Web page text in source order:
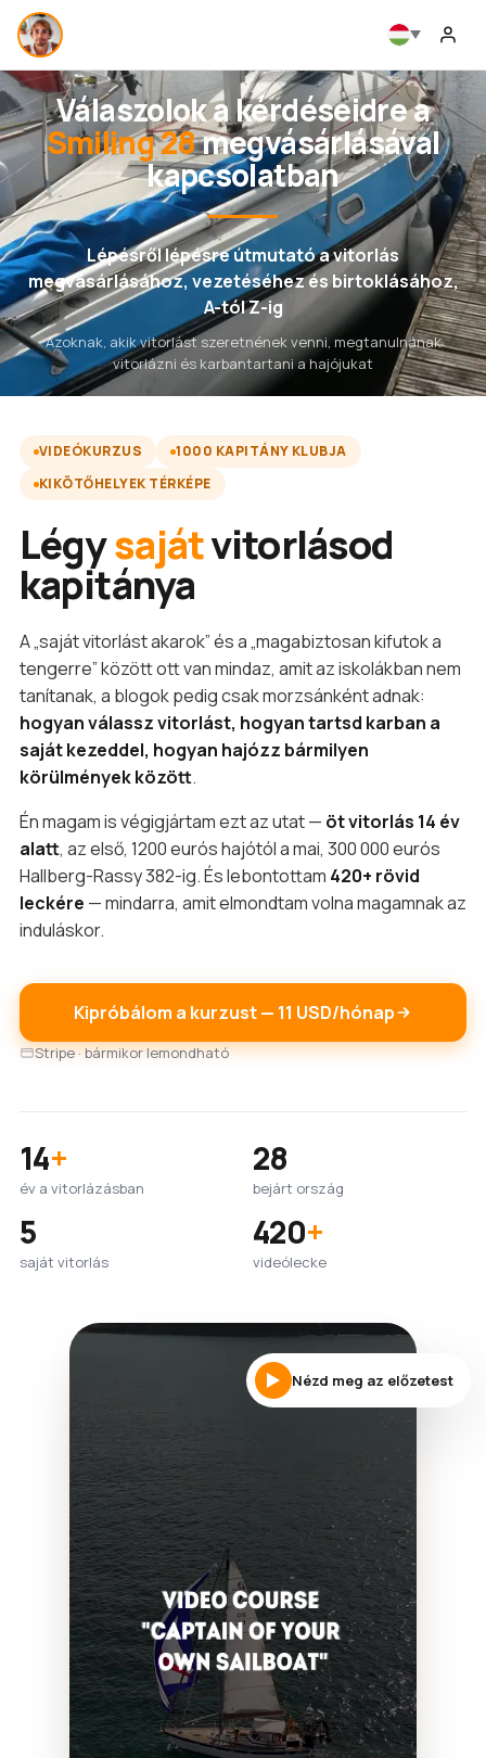
Válaszolok a kérdéseidre a
Smiling 28megvásárlásával
kapcsolatban
Lépésről lépésre útmutató a vitorlás
megvásárlásához, vezetéséhez és birtoklásához,
A-tól Z-ig
Azoknak, akik vitorlást szeretnének venni, megtanulnának
vitorlázni és karbantartani a hajójukat
VIDEÓKURZUS
1000 KAPITÁNY KLUBJA
KIKÖTŐHELYEK TÉRKÉPE
Légysajátvitorlásod
kapitánya
A „saját vitorlást akarok” és a „magabiztosan kifutok a
tengerre” között ott van mindaz, amit az iskolákban nem
tanítanak, a blogok pedig csak morzsánként adnak:
hogyan válassz vitorlást, hogyan tartsd karban a
saját kezeddel, hogyan hajózz bármilyen
körülmények között.
Én magam is végigjártam ezt az utat — öt vitorlás 14 év
alatt, az első, 1200 eurós hajótól a mai, 300 000 eurós
Hallberg-Rassy 382-ig. És lebontottam 420+ rövid
leckére — mindarra, amit elmondtam volna magamnak az
induláskor.
Kipróbálom a kurzust — 11 USD/hónap
Stripe · bármikor lemondható
14+
év a vitorlázásban
28
bejárt ország
5
saját vitorlás
420+
videólecke
Nézd meg az előzetest